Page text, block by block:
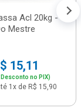
Acl 20kg -
Mestre
15,11
Desconto no PIX)
1x de R$ 15,90